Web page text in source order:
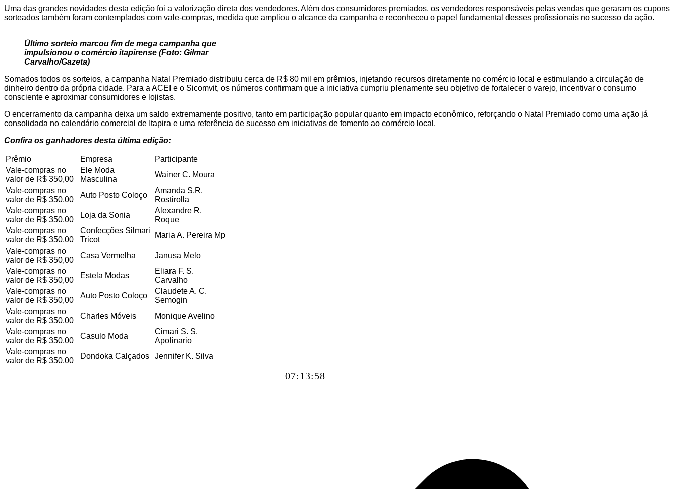
07:14:00
Uma das grandes novidades desta edição foi a valorização direta dos vendedores. Além dos consumidores premiados, os vendedores responsáveis pelas vendas que geraram os cupons
sorteados também foram contemplados com vale-compras, medida que ampliou o alcance da campanha e reconheceu o papel fundamental desses profissionais no sucesso da ação.
Último sorteio marcou fim de mega campanha que
impulsionou o comércio itapirense (Foto: Gilmar
Carvalho/Gazeta)
Somados todos os sorteios, a campanha Natal Premiado distribuiu cerca de R$ 80 mil em prêmios, injetando recursos diretamente no comércio local e estimulando a circulação de
dinheiro dentro da própria cidade. Para a ACEI e o Sicomvit, os números confirmam que a iniciativa cumpriu plenamente seu objetivo de fortalecer o varejo, incentivar o consumo
consciente e aproximar consumidores e lojistas.
O encerramento da campanha deixa um saldo extremamente positivo, tanto em participação popular quanto em impacto econômico, reforçando o Natal Premiado como uma ação já
consolidada no calendário comercial de Itapira e uma referência de sucesso em iniciativas de fomento ao comércio local.
Confira os ganhadores desta última edição:
Prêmio Empresa
Participante
Vale-compras no
valor de R$ 350,00
Ele Moda
Masculina
Wainer C. Moura
Vale-compras no
valor de R$ 350,00
Auto Posto Coloço
Amanda S.R.
Rostirolla
Vale-compras no
valor de R$ 350,00
Loja da Sonia
Alexandre R.
Roque
Vale-compras no
valor de R$ 350,00
Confecções Silmari
Tricot
Maria A. Pereira Mp
Vale-compras no
valor de R$ 350,00
Casa Vermelha
Janusa Melo
Vale-compras no
valor de R$ 350,00
Estela Modas
Eliara F. S.
Carvalho
Vale-compras no
valor de R$ 350,00
Auto Posto Coloço
Claudete A. C.
Semogin
Vale-compras no
valor de R$ 350,00
Charles Móveis
Monique Avelino
Vale-compras no
valor de R$ 350,00
Casulo Moda
Cimari S. S.
Apolinario
Vale-compras no
valor de R$ 350,00
Dondoka Calçados Jennifer K. Silva